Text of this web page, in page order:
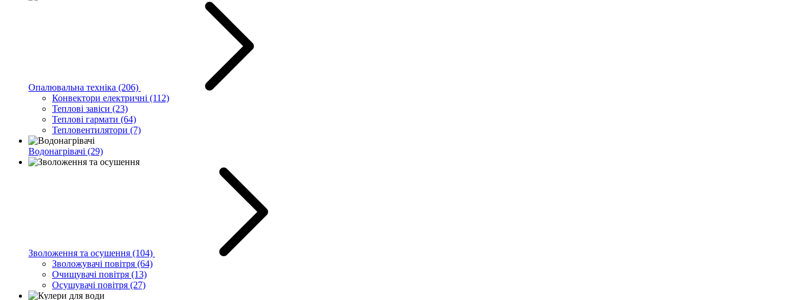
Опалювальна техніка (206)
Конвектори електричні (112)
Теплові завіси (23)
Теплові гармати (64)
Тепловентилятори (7)
Водонагрівачі (29)
Зволоження та осушення (104)
Зволожувачі повітря (64)
Очищувачі повітря (13)
Осушувачі повітря (27)